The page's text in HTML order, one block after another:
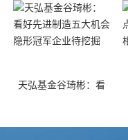
天弘基金谷琦彬：看